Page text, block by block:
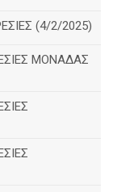
(4/2/2025)
ΜΟΝΑΔΑΣ